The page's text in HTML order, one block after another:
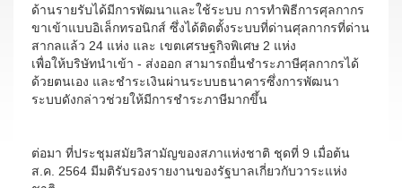
ด้านรายรับได้มีการพัฒนาและใช้ระบบ การทำพิธีการศุลกากร
ขาเข้าแบบอิเล็กทรอนิกส์ ซึ่งได้ติดตั้งระบบที่ด่านศุลกากรที่ด่าน
สากลแล้ว 24 แห่ง และ เขตเศรษฐกิจพิเศษ 2 แห่ง
เพื่อให้บริษัทนำเข้า - ส่งออก สามารถยื่นชำระภาษีศุลกากรได้
ด้วยตนเอง และชำระเงินผ่านระบบธนาคารซึ่งการพัฒนา
ระบบดังกล่าวช่วยให้มีการชำระภาษีมากขึ้น
ต่อมา ที่ประชุมสมัยวิสามัญของสภาแห่งชาติ ชุดที่ 9 เมื่อต้น
ส.ค. 2564 มีมติรับรองรายงานของรัฐบาลเกี่ยวกับวาระแห่ง